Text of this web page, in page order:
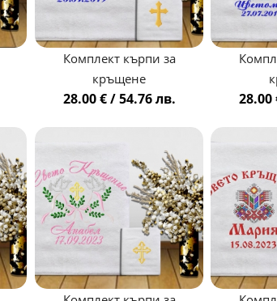
Комплект кърпи за
кръщене
28.00 € / 54.76 лв. 28.00